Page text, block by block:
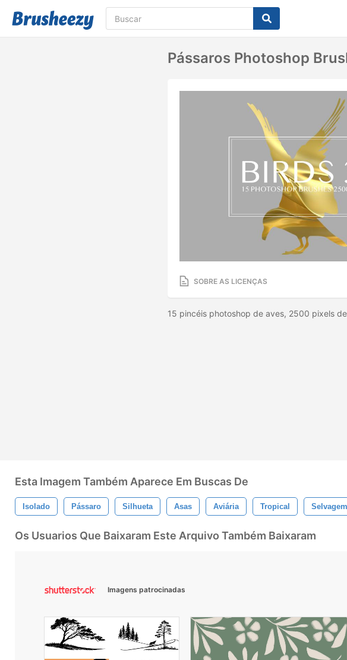
Pássaros Photoshop
SOBRE AS LICENÇAS
15 pincéis photoshop de aves, 2500 pixels
Esta Imagem Também Aparece Em Buscas De
Isolado Pássaro Silhueta Asas Aviária Tropical Selvagem
Os Usuarios Que Baixaram Este Arquivo Também Baixaram
Imagens patrocinadas